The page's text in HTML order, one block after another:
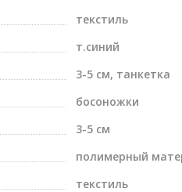
текстиль
т.синий
3-5 см, танкетка
босоножки
3-5 см
полимерный
текстиль